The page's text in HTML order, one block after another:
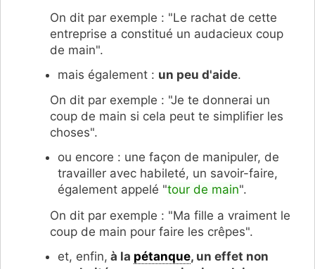
On dit par exemple : "Le rachat de cette
entreprise a constitué un audacieux coup
de main".
mais également : un peu d'aide.
On dit par exemple : "Je te donnerai un
coup de main si cela peut te simplifier les
choses".
ou encore : une façon de manipuler, de
travailler avec habileté, un savoir-faire,
également appelé "tour de main".
On dit par exemple : "Ma fille a vraiment le
coup de main pour faire les crêpes".
et, enfin, à la pétanque, un effet non